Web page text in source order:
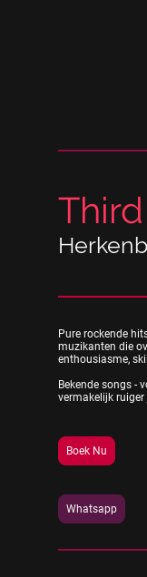
Pure rockende
muzikanten die
enthousiasme,
Bekende songs -
vermakelijk ruiger
Boek Nu
Whatsapp